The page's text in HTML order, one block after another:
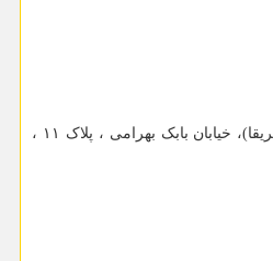
تهران، بلوار نلسون ماندلا (آفریقا)، خیابان بابک بهرامی ، پلاک ۱۱ ،